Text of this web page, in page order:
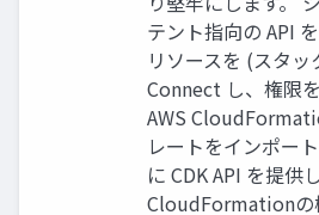
テント指向の API
リソースを (スタッ
Connect し、権限
AWS
レートをインポー
に CDK API を提供
CloudFormationの